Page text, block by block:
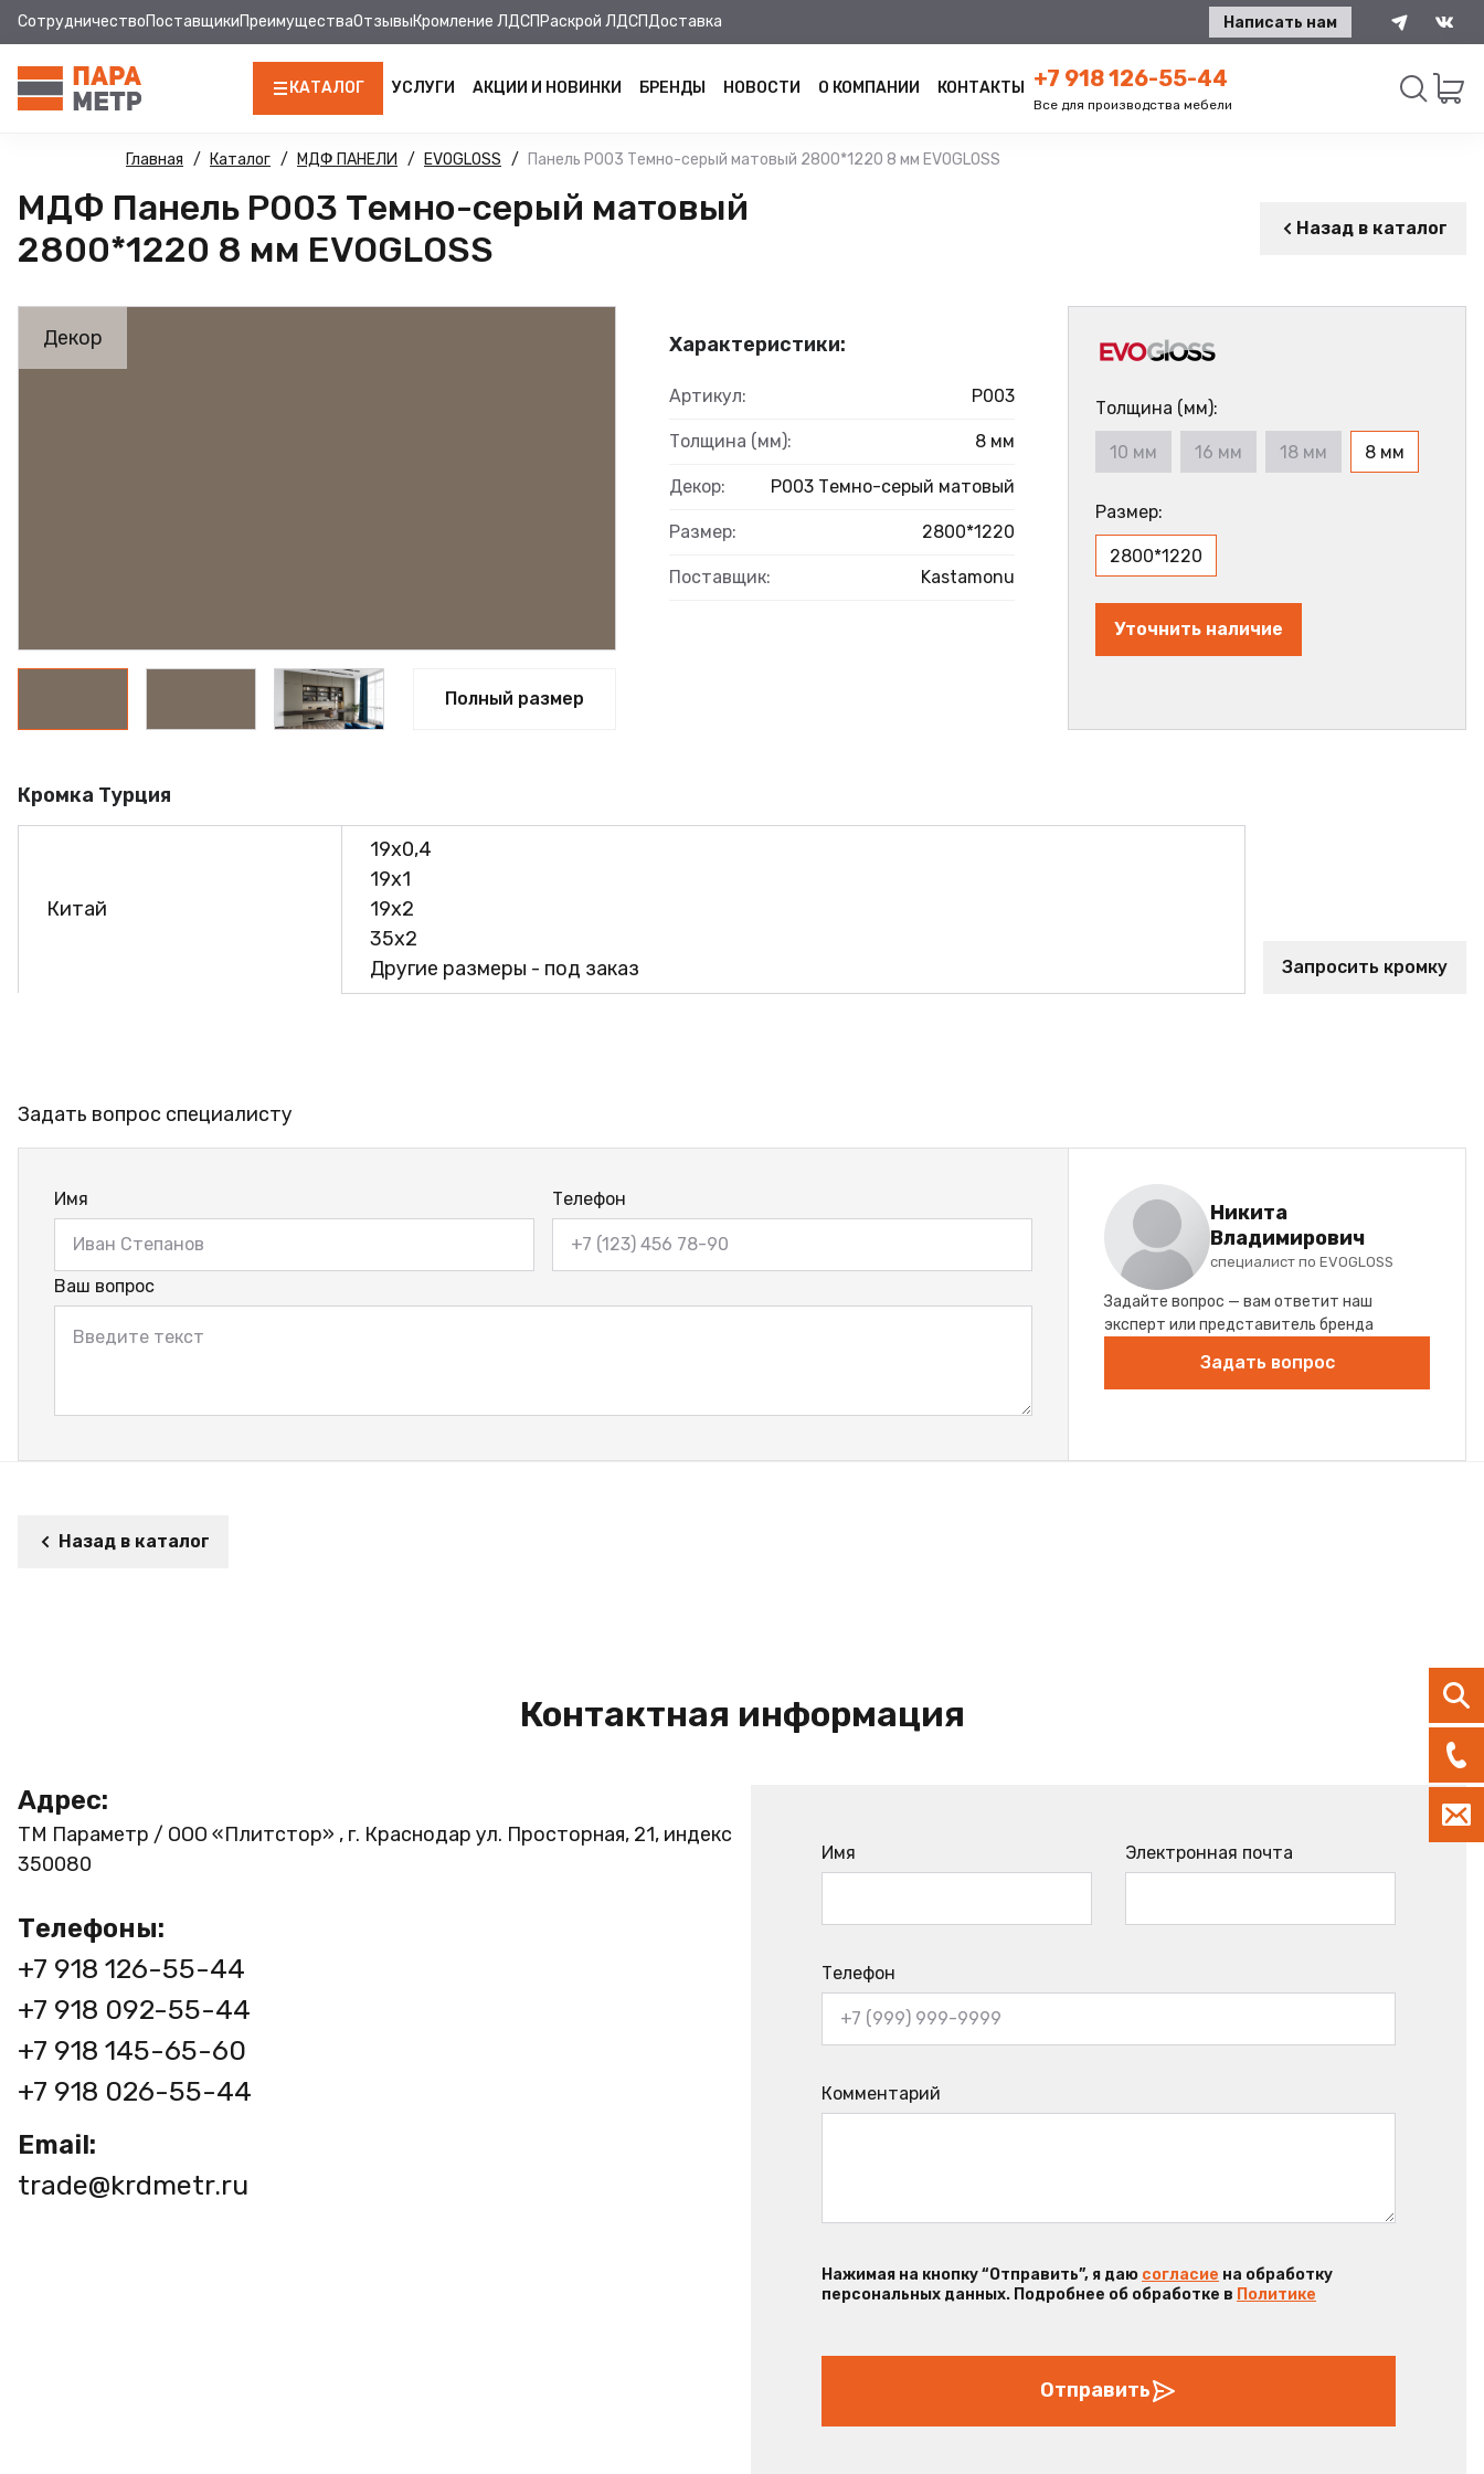
СотрудничествоПоставщикиПреимуществаОтзывыКромление ЛДСП Раскрой ЛДСПДоставка Написать нам
КАТАЛОГ
ЛДСП
КРОМКА
МДФ
МДФ ПАНЕЛИ
НОВИНКИ
УСЛУГИ АКЦИИ И НОВИНКИ БРЕНДЫ НОВОСТИ О КОМПАНИИ КОНТАКТЫ +7 918 126-55-44
Все для производства мебели
Главная Каталог МДФ ПАНЕЛИ EVOGLOSS Панель Р003 Темно-серый матовый 2800*1220 8 мм EVOGLOSS
МДФ Панель Р003 Темно-серый матовый
2800*1220 8 мм EVOGLOSS
Назад в каталог
Декор
Полный размер
Характеристики:
Артикул: Р003
Толщина (мм): 8 мм
Декор: Р003 Темно-серый матовый
Размер: 2800*1220
Поставщик: Kastamonu
Толщина (мм):
10 мм 16 мм 18 мм 8 мм
Размер:
2800*1220
Уточнить наличие
Кромка Турция
Китай
19х0,4
19х1
19х2
35х2
Другие размеры - под заказ
Запросить кромку
Задать вопрос специалисту
Имя Телефон
Ваш вопрос
Никита
Владимирович
специалист по EVOGLOSS
Задайте вопрос — вам ответит наш
эксперт или представитель бренда
Задать вопрос
Назад в каталог
Контактная информация
Адрес:
ТМ Параметр / ООО «Плитстор» , г. Краснодар ул. Просторная, 21, индекс
350080
Телефоны:
+7 918 126-55-44
+7 918 092-55-44
+7 918 145-65-60
+7 918 026-55-44
Email:
trade@krdmetr.ru
Имя Электронная почта
Телефон
Комментарий
Нажимая на кнопку “Отправить”, я даю согласие на обработку
персональных данных. Подробнее об обработке в Политике
Отправить